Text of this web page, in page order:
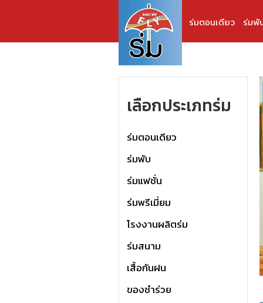
ร่มตอนเดียว ร่มพั
เลือกประเภทร่ม
ร่มตอนเดียว
ร่มพับ
ร่มแฟชั่น
ร่มพรีเมี่ยม
โรงงานผลิตร่ม
ร่มสนาม
เสื้อกันฝน
ของชำร่วย